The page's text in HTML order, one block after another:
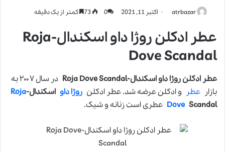
atrbazar اکتبر 11, 2021 0 کمتر از یک دقیقه
عطر ادکلن روژا داو اسکندال-Roja
Dove Scandal
عطر ادکلن روژا داو اسکندال-Roja Dove Scandal
در سال ۲۰۰۷ به
بازار عطر و ادکلن عرضه شد. عطر ادکلن روژا داو اسکندال-Roja
Dove Scandal عطری است زنانه و شیک.